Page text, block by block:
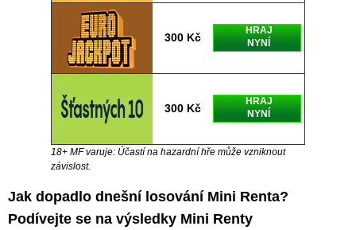
300 Kč
HRAJ
NYNÍ
300 Kč
HRAJ
NYNÍ
18+ MF varuje: Účastí na hazardní hře může vzniknout
závislost.
Jak dopadlo dnešní losování Mini Renta?
Podívejte se na výsledky Mini Renty